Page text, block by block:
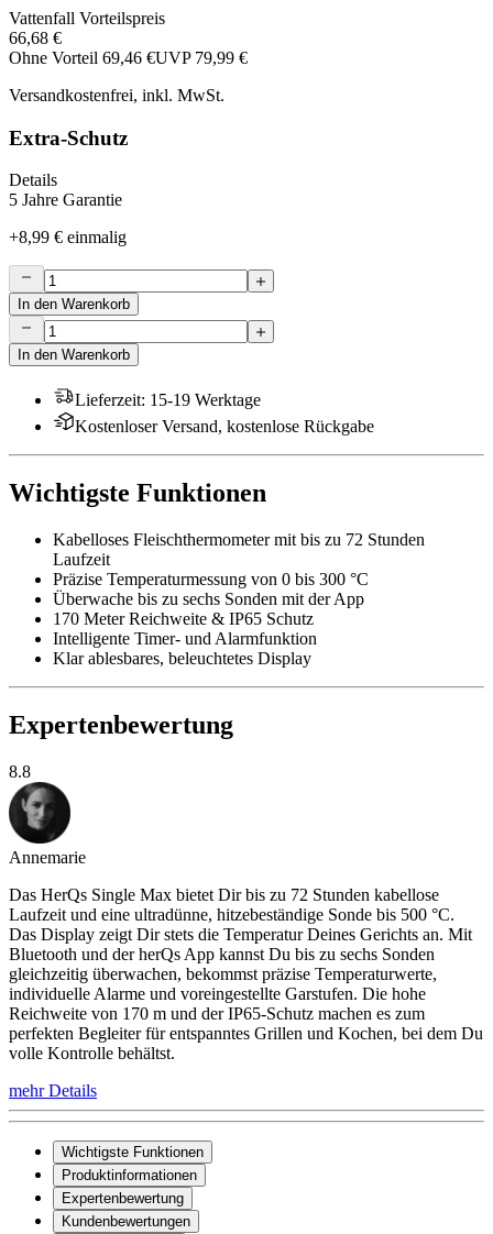
Vattenfall Vorteilspreis
66,68 €
Ohne Vorteil 69,46 €UVP 79,99 €
Versandkostenfrei, inkl. MwSt.
Extra-Schutz
Details
5 Jahre Garantie
+8,99 € einmalig
In den Warenkorb
In den Warenkorb
Lieferzeit: 15-19 Werktage
Kostenloser Versand, kostenlose Rückgabe
Wichtigste Funktionen
Kabelloses Fleischthermometer mit bis zu 72 Stunden
Laufzeit
Präzise Temperaturmessung von 0 bis 300 °C
Überwache bis zu sechs Sonden mit der App
170 Meter Reichweite & IP65 Schutz
Intelligente Timer- und Alarmfunktion
Klar ablesbares, beleuchtetes Display
Expertenbewertung
8.8
Annemarie
Das HerQs Single Max bietet Dir bis zu 72 Stunden kabellose
Laufzeit und eine ultradünne, hitzebeständige Sonde bis 500 °C.
Das Display zeigt Dir stets die Temperatur Deines Gerichts an. Mit
Bluetooth und der herQs App kannst Du bis zu sechs Sonden
gleichzeitig überwachen, bekommst präzise Temperaturwerte,
individuelle Alarme und voreingestellte Garstufen. Die hohe
Reichweite von 170 m und der IP65-Schutz machen es zum
perfekten Begleiter für entspanntes Grillen und Kochen, bei dem Du
volle Kontrolle behältst.
mehr Details
Wichtigste Funktionen
Produktinformationen
Expertenbewertung
Kundenbewertungen